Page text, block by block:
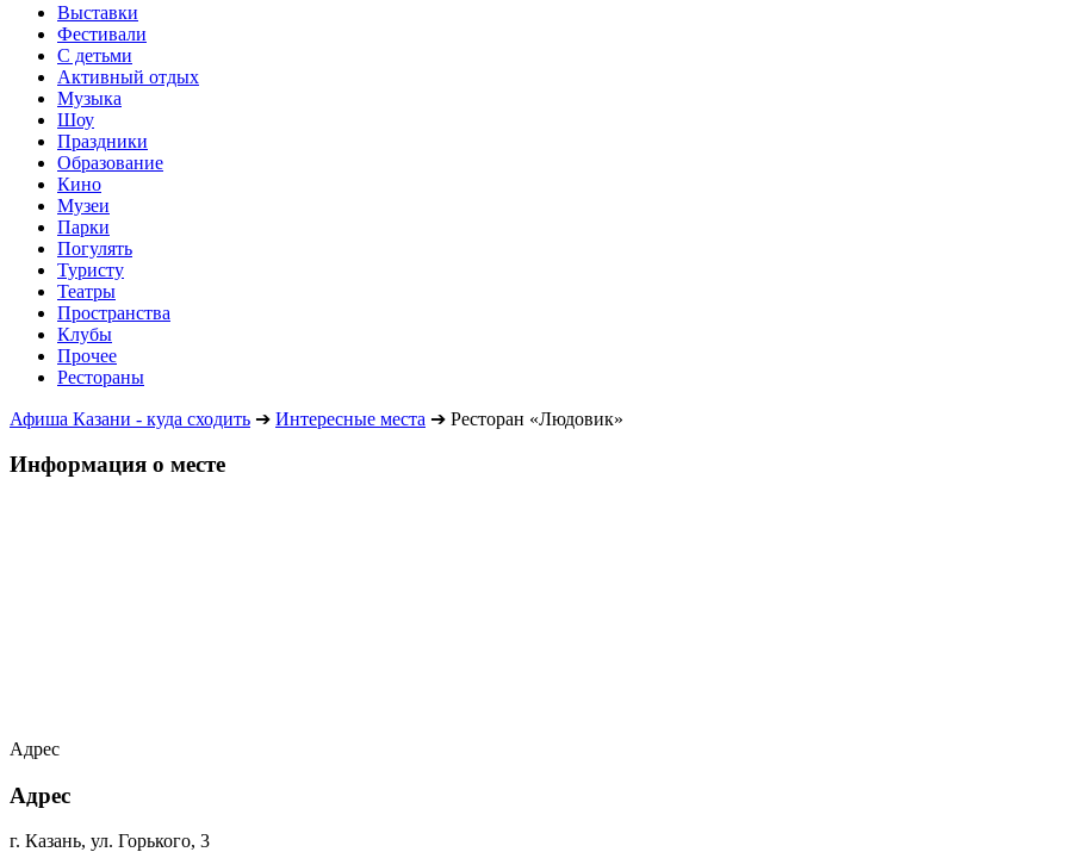
Выставки
Фестивали
С детьми
Активный отдых
Музыка
Шоу
Праздники
Образование
Кино
Музеи
Парки
Погулять
Туристу
Театры
Пространства
Клубы
Прочее
Рестораны
Афиша Казани - куда сходить ➔ Интересные места ➔ Ресторан «Людовик»
Информация о месте
Адрес
Адрес
г. Казань, ул. Горького, 3